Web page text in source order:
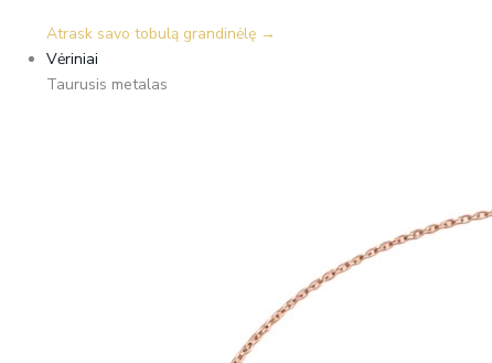
Atrask savo tobulą grandinėlę →
Vėriniai
Taurusis metalas